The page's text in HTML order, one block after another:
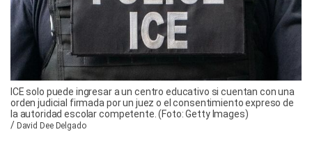
ICE solo puede ingresar a un centro educativo si cuentan con una
orden judicial firmada por un juez o el consentimiento expreso de
la autoridad escolar competente. (Foto: Getty Images)
/ David Dee Delgado